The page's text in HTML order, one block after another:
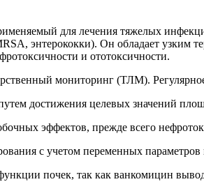
для лечения тяжелых
энтерококки). Он обладает узким
и ототоксичности.
мониторинг (ТЛМ).
достижения целевых значений
эффектов, прежде всего
с учетом переменных
почек, так как ванкомицин